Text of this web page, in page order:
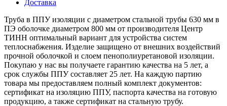
Доставка
Труба в ППУ изоляции с диаметром стальной трубы 630 мм в
ПЭ оболочке диаметром 800 мм от производителя Центр
ТИНН оптимальный вариант для устройства систем
теплоснабжения. Изделие защищено от внешних воздействий
прочной оболочкой и слоем пенополиуретановой изоляции.
Покупаю у нас вы получаете гарантию качества на 5 лет, а
срок службы ППУ составляет 25 лет. На каждую партию
товара мы предоставляем полный комплект документов:
сертификат на изоляцию ППУ, паспорта качества на готовую
продукцию, а также сертификат на стальную трубу.